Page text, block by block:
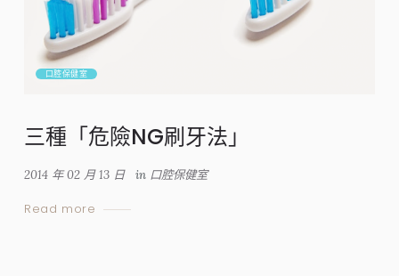
口腔保健室
三種「危險NG刷牙法」
2014 年 02 月 13 日 in 口腔保健室
Read more